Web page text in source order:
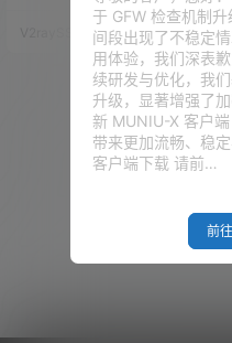
错误，或是 DNS 验证超时。 然
而，我们上期视频集中讲到了 SS
L 证书申请的几种方法，大家若
是感兴趣，可以去看看：视频教
程 或是 文章教程 看到很多留言
说希望有宝塔面板的集成方式，
其实，这个和前面的 Xray + 宝塔
面板 是一模一样的，只是由于 V
2-UI 面板的 fa…
V2raySSR综合网 21年5月8日
于 GFW 检查机制
间段出现了不稳定
用体验，我们深表
续研发与优化，我
升级，显著增强了
新 MUNIU-X 客户
带来更加流畅、稳
客户端下载 请前…
前